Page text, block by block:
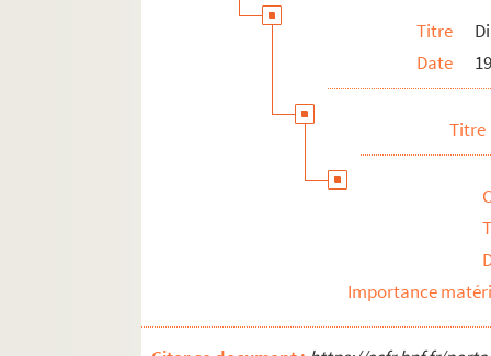
Val-de-Marne
Titre
Date
Titre
Importance